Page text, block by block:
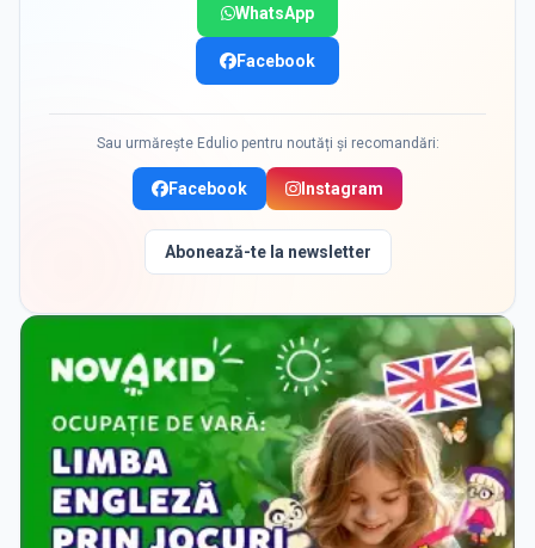
WhatsApp
Facebook
Sau urmărește Edulio pentru noutăți și recomandări:
Facebook Instagram
Abonează-te la newsletter